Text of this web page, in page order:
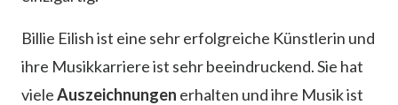
Billie Eilish ist eine sehr erfolgreiche Künstlerin und
ihre Musikkarriere ist sehr beeindruckend. Sie hat
vieleAuszeichnungen erhalten und ihre Musik ist